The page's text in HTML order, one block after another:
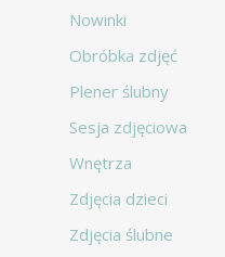
Nowinki
Obróbka zdjęć
Plener ślubny
Sesja zdjęciowa
Wnętrza
Zdjęcia dzieci
Zdjęcia ślubne